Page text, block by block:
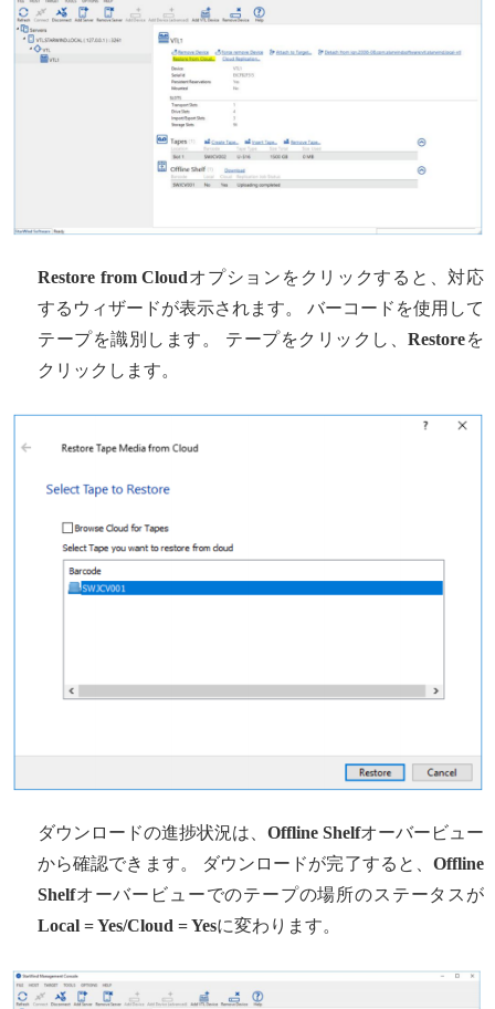
Restore from Cloudオプションをクリックすると、対応
するウィザードが表示されます。 バーコードを使用して
テープを識別します。 テープをクリックし、Restoreを
クリックします。
ダウンロードの進捗状況は、 Offline Shelfオーバービュー
から確認できます。 ダウンロードが完了すると、 Offline
Shelfオーバービューでのテープの場所のステータスが
Local = Yes/Cloud = Yesに変わります。